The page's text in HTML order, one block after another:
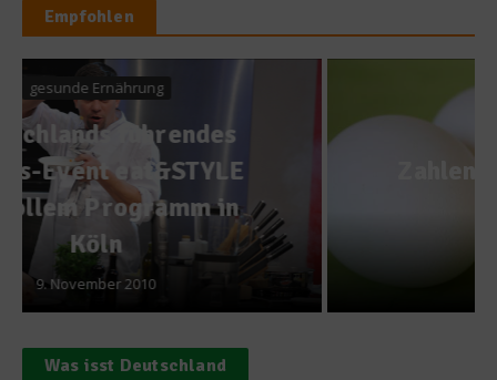
Empfohlen
Zahlen und Fakten rund um
das Ei
2. April 2012
Was isst Deutschland